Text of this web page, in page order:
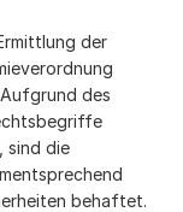
der
des
sind die
behaftet.